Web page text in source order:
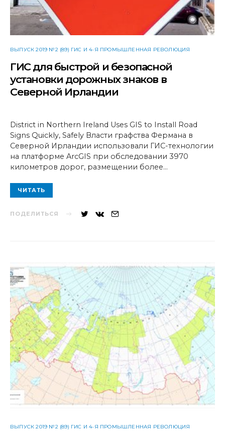
ВЫПУСК 2019 №2 (89) ГИС И 4-Я ПРОМЫШЛЕННАЯ РЕВОЛЮЦИЯ
ГИС для быстрой и безопасной
установки дорожных знаков в
Северной Ирландии
District in Northern Ireland Uses GIS to Install Road
Signs Quickly, Safely Власти графства Фермана в
Северной Ирландии использовали ГИС-технологии
на платформе ArcGIS при обследовании 3970
километров дорог, размещении более…
ЧИТАТЬ
ПОДЕЛИТЬСЯ
ВЫПУСК 2019 №2 (89) ГИС И 4-Я ПРОМЫШЛЕННАЯ РЕВОЛЮЦИЯ